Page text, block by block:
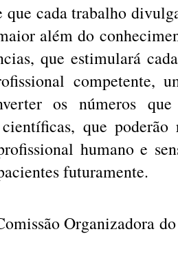
que cada trabalho
além do
que estimulará
competente,
os números
que
humano e
futuramente.
Organizadora